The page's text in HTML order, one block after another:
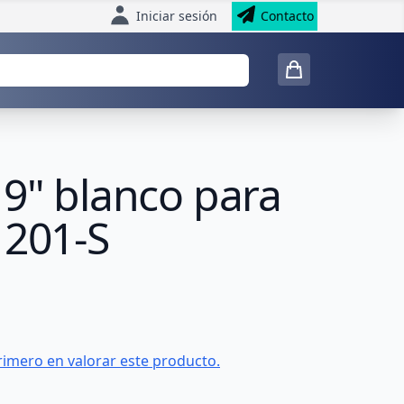
Iniciar sesión Contacto
blanco para
S
en valorar este producto.